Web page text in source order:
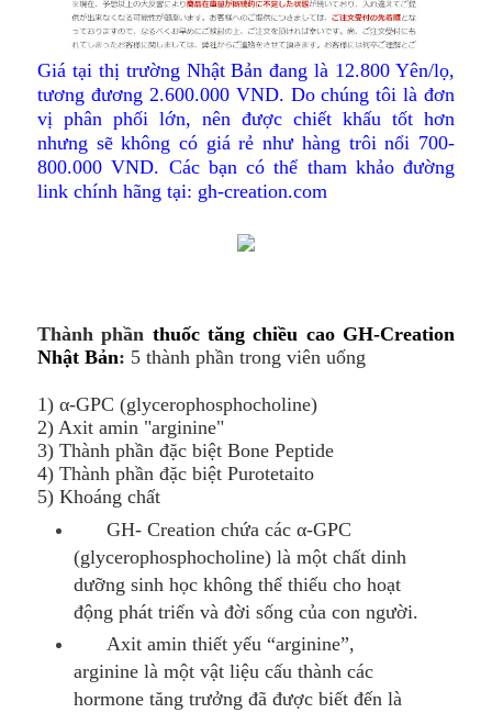
Giá tại thị trường Nhật Bản đang là 12.800 Yên/lọ,
tương đương 2.600.000 VND. Do chúng tôi là đơn
vị phân phối lớn, nên được chiết khấu tốt hơn
nhưng sẽ không có giá rẻ như hàng trôi nổi 700-
800.000 VND. Các bạn có thể tham khảo đường
link chính hãng tại: gh-creation.com
Thành phần thuốctăng chiều cao GH-Creation
Nhật Bản: 5 thành phần trong viên uống
1) α-GPC (glycerophosphocholine)
2) Axit amin "arginine"
3) Thành phần đặc biệt Bone Peptide
4) Thành phần đặc biệt Purotetaito
5) Khoáng chất
GH- Creation chứa các α-GPC
(glycerophosphocholine) là một chất dinh
dưỡng sinh học không thể thiếu cho hoạt
động phát triển và đời sống của con người.
Axit amin thiết yếu “arginine”,
arginine là một vật liệu cấu thành các
hormone tăng trưởng đã được biết đến là